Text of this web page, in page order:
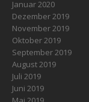
Januar 2020
Dezember 2019
November 2019
Oktober 2019
September 2019
August 2019
Juli 2019
Juni 2019